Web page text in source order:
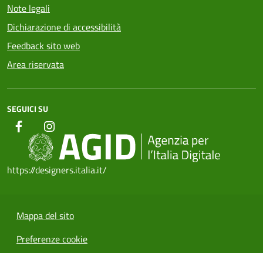
Note legali
Dichiarazione di accessibilità
Feedback sito web
Area riservata
SEGUICI SU
https://designers.italia.it/
Mappa del sito
Preferenze cookie